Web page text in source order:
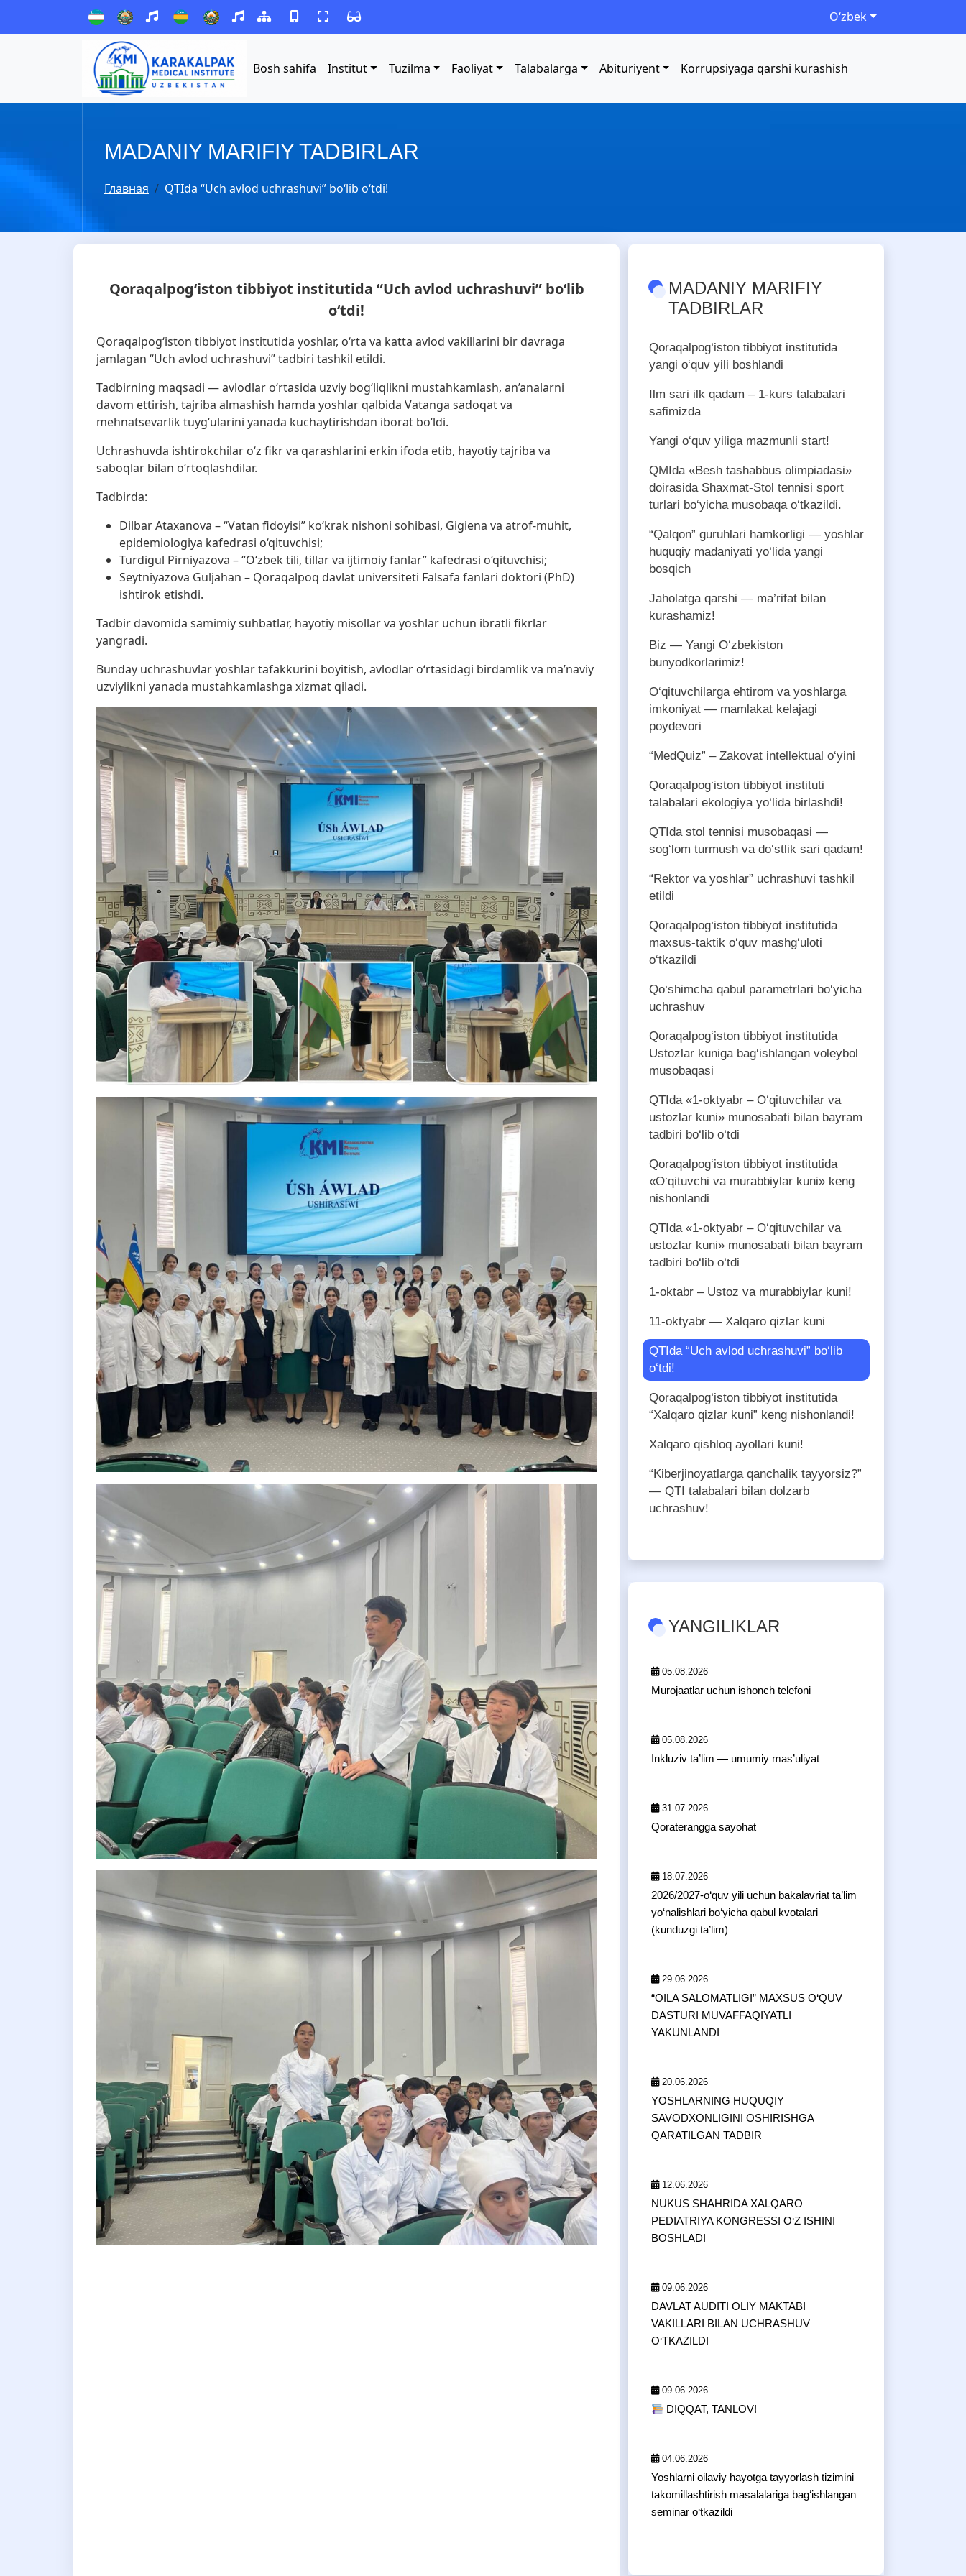
Oʻzbek
Bosh sahifa Institut Tuzilma Faoliyat Talabalarga Abituriyent Korrupsiyaga qarshi kurashish
MADANIY MARIFIY TADBIRLAR
Главная QTIda “Uch avlod uchrashuvi” bo‘lib o‘tdi!
Qoraqalpog‘iston tibbiyot institutida “Uch avlod uchrashuvi” bo‘lib
o‘tdi!
Qoraqalpog‘iston tibbiyot institutida yoshlar, o‘rta va katta avlod vakillarini bir davraga
jamlagan “Uch avlod uchrashuvi” tadbiri tashkil etildi.
Tadbirning maqsadi — avlodlar o‘rtasida uzviy bog‘liqlikni mustahkamlash, an’analarni
davom ettirish, tajriba almashish hamda yoshlar qalbida Vatanga sadoqat va
mehnatsevarlik tuyg‘ularini yanada kuchaytirishdan iborat bo‘ldi.
Uchrashuvda ishtirokchilar o‘z fikr va qarashlarini erkin ifoda etib, hayotiy tajriba va
saboqlar bilan o‘rtoqlashdilar.
Tadbirda:
Dilbar Ataxanova – “Vatan fidoyisi” ko‘krak nishoni sohibasi, Gigiena va atrof-muhit,
epidemiologiya kafedrasi o‘qituvchisi;
Turdigul Pirniyazova – “O‘zbek tili, tillar va ijtimoiy fanlar” kafedrasi o‘qituvchisi;
Seytniyazova Guljahan – Qoraqalpoq davlat universiteti Falsafa fanlari doktori (PhD)
ishtirok etishdi.
Tadbir davomida samimiy suhbatlar, hayotiy misollar va yoshlar uchun ibratli fikrlar
yangradi.
Bunday uchrashuvlar yoshlar tafakkurini boyitish, avlodlar o‘rtasidagi birdamlik va ma’naviy
uzviylikni yanada mustahkamlashga xizmat qiladi.
MADANIY MARIFIY
TADBIRLAR
Qoraqalpog‘iston tibbiyot institutida
yangi o‘quv yili boshlandi
Ilm sari ilk qadam – 1-kurs talabalari
safimizda
Yangi o‘quv yiliga mazmunli start!
QMIda «Besh tashabbus olimpiadasi»
doirasida Shaxmat-Stol tennisi sport
turlari bo‘yicha musobaqa o‘tkazildi.
“Qalqon” guruhlari hamkorligi — yoshlar
huquqiy madaniyati yo‘lida yangi
bosqich
Jaholatga qarshi — ma’rifat bilan
kurashamiz!
Biz — Yangi O‘zbekiston
bunyodkorlarimiz!
O‘qituvchilarga ehtirom va yoshlarga
imkoniyat — mamlakat kelajagi
poydevori
“MedQuiz” – Zakovat intellektual o‘yini
Qoraqalpog‘iston tibbiyot instituti
talabalari ekologiya yo‘lida birlashdi!
QTIda stol tennisi musobaqasi —
sog‘lom turmush va do‘stlik sari qadam!
“Rektor va yoshlar” uchrashuvi tashkil
etildi
Qoraqalpog‘iston tibbiyot institutida
maxsus-taktik o‘quv mashg‘uloti
o‘tkazildi
Qo‘shimcha qabul parametrlari bo‘yicha
uchrashuv
Qoraqalpog‘iston tibbiyot institutida
Ustozlar kuniga bag‘ishlangan voleybol
musobaqasi
QTIda «1-oktyabr – O‘qituvchilar va
ustozlar kuni» munosabati bilan bayram
tadbiri bo‘lib o‘tdi
Qoraqalpog‘iston tibbiyot institutida
«O‘qituvchi va murabbiylar kuni» keng
nishonlandi
QTIda «1-oktyabr – O‘qituvchilar va
ustozlar kuni» munosabati bilan bayram
tadbiri bo‘lib o‘tdi
1-oktabr – Ustoz va murabbiylar kuni!
11-oktyabr — Xalqaro qizlar kuni
QTIda “Uch avlod uchrashuvi” bo‘lib
o‘tdi!
Qoraqalpog‘iston tibbiyot institutida
“Xalqaro qizlar kuni” keng nishonlandi!
Xalqaro qishloq ayollari kuni!
“Kiberjinoyatlarga qanchalik tayyorsiz?”
— QTI talabalari bilan dolzarb
uchrashuv!
YANGILIKLAR
05.08.2026
Murojaatlar uchun ishonch telefoni
05.08.2026
Inkluziv ta’lim — umumiy mas’uliyat
31.07.2026
Qoraterangga sayohat
18.07.2026
2026/2027-o‘quv yili uchun bakalavriat ta’lim
yo‘nalishlari bo‘yicha qabul kvotalari
(kunduzgi ta’lim)
29.06.2026
“OILA SALOMATLIGI” MAXSUS O‘QUV
DASTURI MUVAFFAQIYATLI
YAKUNLANDI
20.06.2026
YOSHLARNING HUQUQIY
SAVODXONLIGINI OSHIRISHGA
QARATILGAN TADBIR
12.06.2026
NUKUS SHAHRIDA XALQARO
PEDIATRIYA KONGRESSI O‘Z ISHINI
BOSHLADI
09.06.2026
DAVLAT AUDITI OLIY MAKTABI
VAKILLARI BILAN UCHRASHUV
O‘TKAZILDI
09.06.2026
DIQQAT, TANLOV!
04.06.2026
Yoshlarni oilaviy hayotga tayyorlash tizimini
takomillashtirish masalalariga bag‘ishlangan
seminar o‘tkazildi